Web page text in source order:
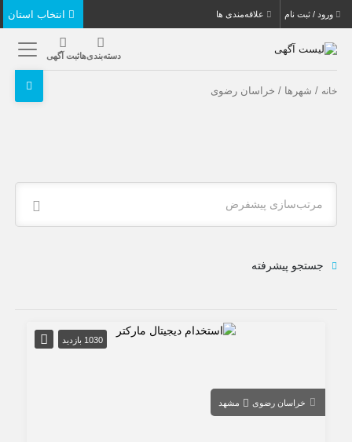
ورود / ثبت نام علاقه‌مندی ها
دسته‌بندی‌هاثبت آگهی
خانه / شهرها / خراسان رضوی
مرتب‌سازی پیشفرض
جستجو پیشرفته
1030 بازدید
خراسان رضوی مشهد